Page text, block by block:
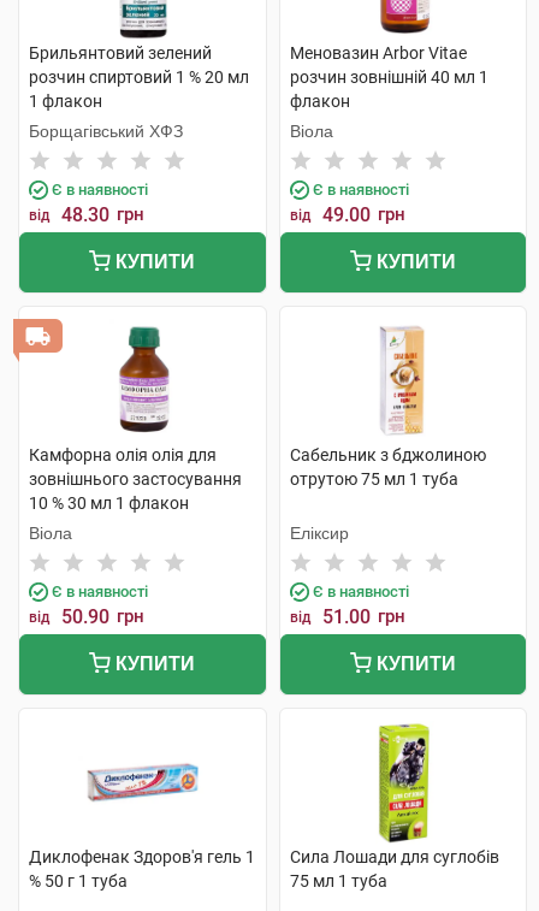
Брильянтовий зелений
розчин спиртовий 1 % 20 мл
1 флакон
Борщагівський ХФЗ
Є в наявності
від 48.30 грн
КУПИТИ
Меновазин Arbor Vitae
розчин зовнішній 40 мл 1
флакон
Віола
Є в наявності
від 49.00 грн
КУПИТИ
Камфорна олія олія для
зовнішнього застосування
10 % 30 мл 1 флакон
Віола
Є в наявності
від 50.90 грн
КУПИТИ
Сабельник з бджолиною
отрутою 75 мл 1 туба
Еліксир
Є в наявності
від 51.00 грн
КУПИТИ
Диклофенак Здоров'я гель 1
% 50 г 1 туба
Сила Лошади для суглобів
75 мл 1 туба